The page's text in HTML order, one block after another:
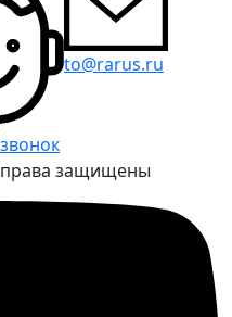
to@rarus.ru
права защищены